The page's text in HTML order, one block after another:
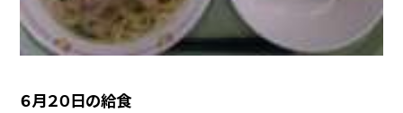
６月２０日の給食